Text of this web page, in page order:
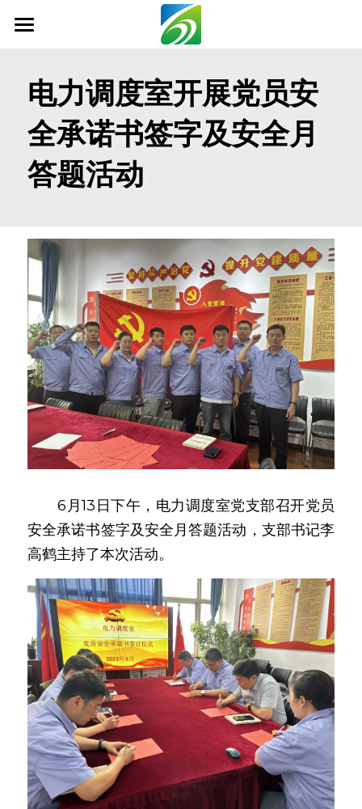
关于我们
新闻资讯
信息公开
业务范围
科技创新
联系我们
搜索
电力调度室开展党员安
全承诺书签字及安全月
答题活动
6月13日下午，电力调度室党支部召开党员
安全承诺书签字及安全月答题活动，支部书记李
高鹤主持了本次活动。